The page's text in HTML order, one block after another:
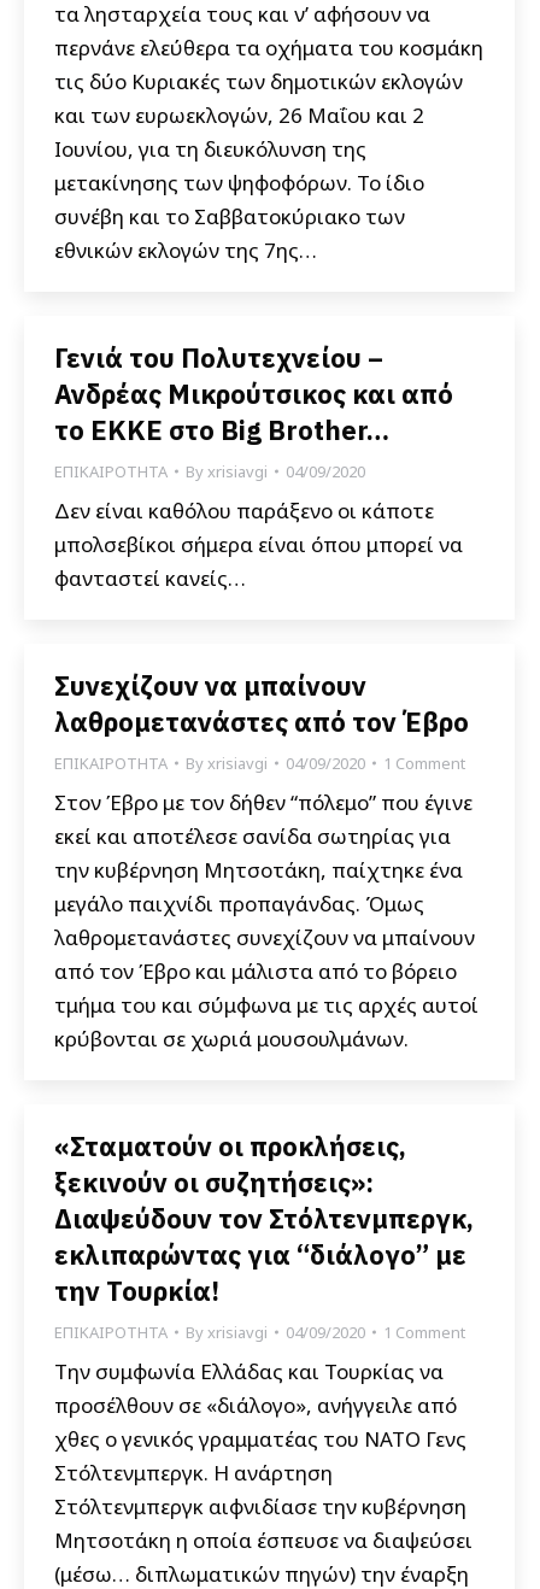
τα λησταρχεία τους και ν’ αφήσουν να
περνάνε ελεύθερα τα οχήματα του κοσμάκη
τις δύο Κυριακές των δημοτικών εκλογών
και των ευρωεκλογών, 26 Μαΐου και 2
Ιουνίου, για τη διευκόλυνση της
μετακίνησης των ψηφοφόρων. Το ίδιο
συνέβη και το Σαββατοκύριακο των
εθνικών εκλογών της 7ης…
Γενιά του Πολυτεχνείου –
Ανδρέας Μικρούτσικος και από
το ΕΚΚΕ στο Big Brother…
ΕΠΙΚΑΙΡΟΤΗΤΑ Byxrisiavgi 04/09/2020
Δεν είναι καθόλου παράξενο οι κάποτε
μπολσεβίκοι σήμερα είναι όπου μπορεί να
φανταστεί κανείς…
Συνεχίζουν να μπαίνουν
λαθρομετανάστες από τον Έβρο
ΕΠΙΚΑΙΡΟΤΗΤΑ Byxrisiavgi 04/09/2020 1 Comment
Στον Έβρο με τον δήθεν “πόλεμο” που έγινε
εκεί και αποτέλεσε σανίδα σωτηρίας για
την κυβέρνηση Μητσοτάκη, παίχτηκε ένα
μεγάλο παιχνίδι προπαγάνδας. Όμως
λαθρομετανάστες συνεχίζουν να μπαίνουν
από τον Έβρο και μάλιστα από το βόρειο
τμήμα του και σύμφωνα με τις αρχές αυτοί
κρύβονται σε χωριά μουσουλμάνων.
«Σταματούν οι προκλήσεις,
ξεκινούν οι συζητήσεις»:
Διαψεύδουν τον Στόλτενμπεργκ,
εκλιπαρώντας για “διάλογο” με
την Τουρκία!
ΕΠΙΚΑΙΡΟΤΗΤΑ Byxrisiavgi 04/09/2020 1 Comment
Την συμφωνία Ελλάδας και Τουρκίας να
προσέλθουν σε «διάλογο», ανήγγειλε από
χθες ο γενικός γραμματέας του ΝΑΤΟ Γενς
Στόλτενμπεργκ. Η ανάρτηση
Στόλτενμπεργκ αιφνιδίασε την κυβέρνηση
Μητσοτάκη η οποία έσπευσε να διαψεύσει
(μέσω… διπλωματικών πηγών) την έναρξη